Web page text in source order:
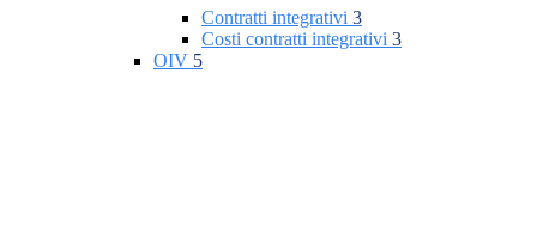
Contratti integrativi 3
Costi contratti integrativi 3
OIV 5